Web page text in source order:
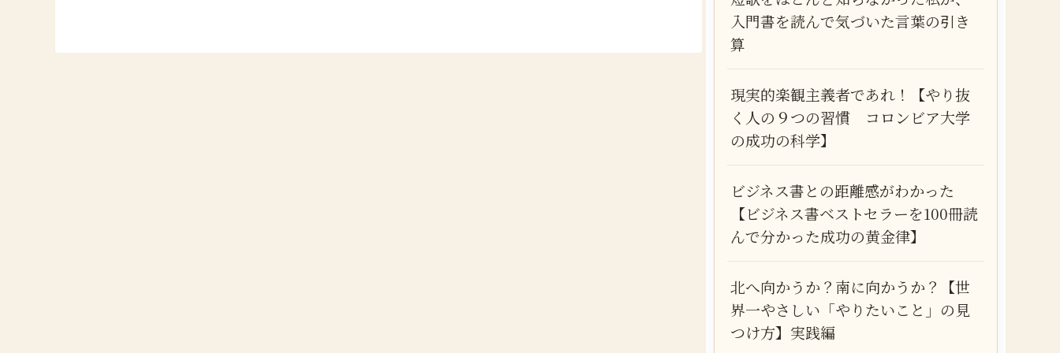
入門書を読んで気づいた言葉の引き
算
現実的楽観主義者であれ！【やり抜
く人の９つの習慣 コロンビア大学
の成功の科学】
ビジネス書との距離感がわかった
【ビジネス書ベストセラーを100冊読
んで分かった成功の黄金律】
北へ向かうか？南に向かうか？【世
界一やさしい「やりたいこと」の見
つけ方】実践編